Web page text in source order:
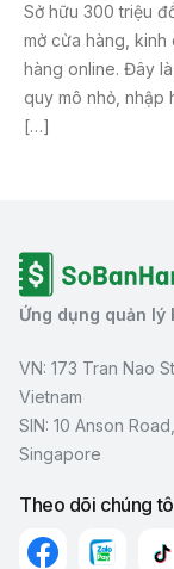
Sở hữu 300 triệu
mở cửa hàng, kinh
hàng online. Đây
quy mô nhỏ, nhập
[…]
Ứng dụng quản lý
VN: 173 Tran Nao
Vietnam
SIN: 10 Anson
Singapore
Theo dõi chúng